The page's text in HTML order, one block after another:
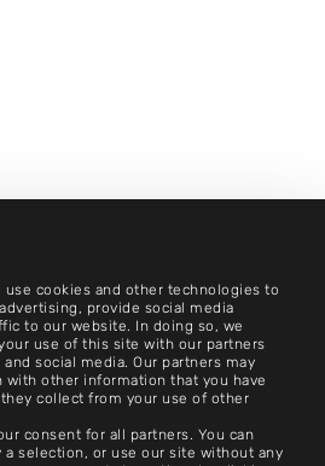
use cookies and other technologies to
provide social media
to our website. In doing so, we
use of this site with our partners
social media. Our partners may
other information that you have
collect from your use of other
consent for all partners. You can
a selection, or use our site without any